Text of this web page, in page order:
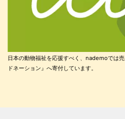
日本の動物福祉を応援すべく、nademoでは
ドネーション』へ寄付しています。